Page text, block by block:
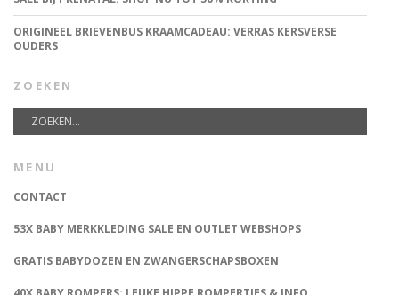
ORIGINEEL BRIEVENBUS KRAAMCADEAU: VERRAS KERSVERSE
OUDERS
ZOEKEN
MENU
CONTACT
53X BABY MERKKLEDING SALE EN OUTLET WEBSHOPS
GRATIS BABYDOZEN EN ZWANGERSCHAPSBOXEN